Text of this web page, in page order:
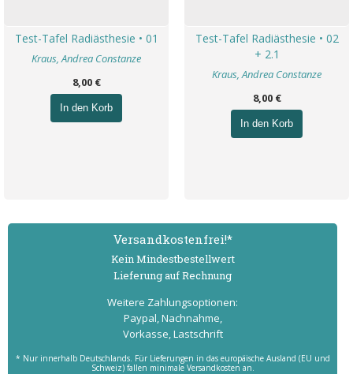
Test-Tafel Radiästhesie • 01
Kraus, Andrea Constanze
8,00 €
In den Korb
Test-Tafel Radiästhesie • 02
+ 2.1
Kraus, Andrea Constanze
8,00 €
In den Korb
Versand­kostenfrei!*
Kein Mindest­bestell­wert
Lieferung auf Rechnung
Weitere Zahlungs­optionen:
Paypal, Nachnahme,
Vorkasse, Lastschrift
* Nur innerhalb Deutschlands. Für Lieferungen in das europäische Ausland (EU und
Schweiz) fallen minimale Versandkosten an.